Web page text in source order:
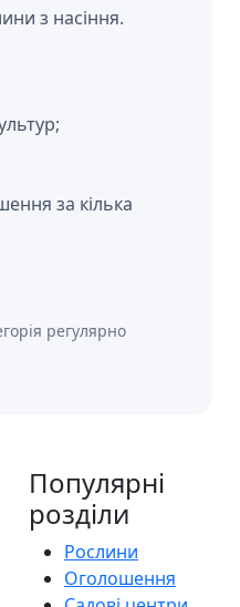
з насіння.
за кілька
регулярно
Популярні
розділи
Рослини
Оголошення